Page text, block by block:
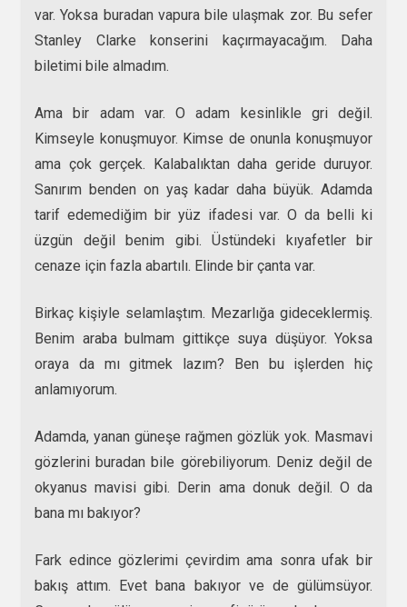
var. Yoksa buradan vapura bile ulaşmak zor. Bu sefer
Stanley Clarke konserini kaçırmayacağım. Daha
biletimi bile almadım.
Ama bir adam var. O adam kesinlikle gri değil.
Kimseyle konuşmuyor. Kimse de onunla konuşmuyor
ama çok gerçek. Kalabalıktan daha geride duruyor.
Sanırım benden on yaş kadar daha büyük. Adamda
tarif edemediğim bir yüz ifadesi var. O da belli ki
üzgün değil benim gibi. Üstündeki kıyafetler bir
cenaze için fazla abartılı. Elinde bir çanta var.
Birkaç kişiyle selamlaştım. Mezarlığa gideceklermiş.
Benim araba bulmam gittikçe suya düşüyor. Yoksa
oraya da mı gitmek lazım? Ben bu işlerden hiç
anlamıyorum.
Adamda, yanan güneşe rağmen gözlük yok. Masmavi
gözlerini buradan bile görebiliyorum. Deniz değil de
okyanus mavisi gibi. Derin ama donuk değil. O da
bana mı bakıyor?
Fark edince gözlerimi çevirdim ama sonra ufak bir
bakış attım. Evet bana bakıyor ve de gülümsüyor.